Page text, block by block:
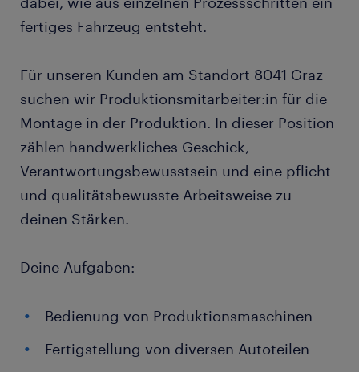
fertiges Fahrzeug entsteht.
Für unseren Kunden am Standort 8041 Graz
suchen wir Produktionsmitarbeiter:in für die
Montage in der Produktion. In dieser Position
zählen handwerkliches Geschick,
Verantwortungsbewusstsein und eine pflicht-
und qualitätsbewusste Arbeitsweise zu
deinen Stärken.
Deine Aufgaben:
Bedienung von Produktionsmaschinen
Fertigstellung von diversen Autoteilen